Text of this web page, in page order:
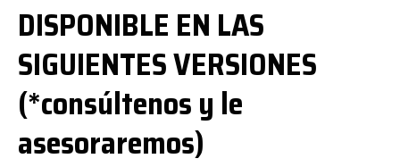
DISPONIBLE EN LAS
SIGUIENTES VERSIONES
(*consúltenos y le
asesoraremos)